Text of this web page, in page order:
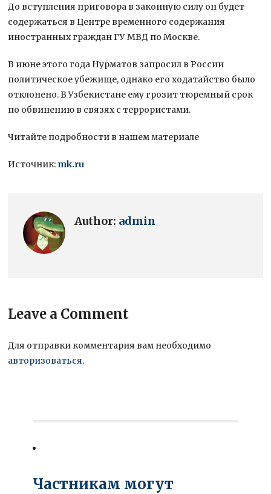
До вступления приговора в законную силу он будет
содержаться в Центре временного содержания
иностранных граждан ГУ МВД по Москве.
В июне этого года Нурматов запросил в России
политическое убежище, однако его ходатайство было
отклонено. В Узбекистане ему грозит тюремный срок
по обвинению в связях с террористами.
Читайте подробности в нашем материале
Источник: mk.ru
Author: admin
Leave a Comment
Для отправки комментария вам необходимо
авторизоваться.
Частникам могут